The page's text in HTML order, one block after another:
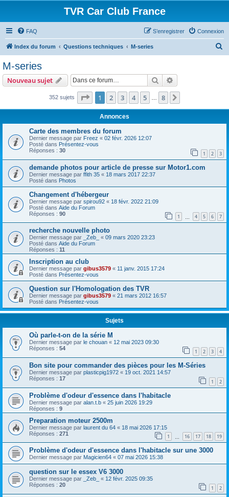
TVR Car Club France
FAQ Connexion
S’enregistrer
Index du forum Questions techniques M-series
r
M-series
Nouveau sujet Rechercher
352 sujets Page 1sur8
1 2 3 4 5 8
Annonces
Carte des membres du forum
Dernier message par Freez « 02 févr. 2026 12:07
Posté dans Présentez-vous
Réponses : 30 1 2 3
demande photos pour article de presse sur Motor1.com
Dernier message par ffith 35 « 18 mars 2017 22:37
Posté dans Photos
Changement d'hébergeur
Dernier message par spirou92 « 18 févr. 2022 21:09
Posté dans Aide du Forum
Réponses : 90 1 4 5 6 7
recherche nouvelle photo
Dernier message par _Zeb_ « 09 mars 2020 23:23
Posté dans Aide du Forum
Réponses : 11
Inscription au club
Dernier message par gibus3579 « 11 janv. 2015 17:24
Posté dans Présentez-vous
Question sur l'Homologation des TVR
Dernier message par gibus3579 « 21 mars 2012 16:57
Posté dans Présentez-vous
Sujets
Où parle-t-on de la série M
Dernier message par le chouan « 12 mai 2023 09:30
Réponses : 54 1 2 3 4
Bon site pour commander des pièces pour les M-Séries
Dernier message par plasticpig1972 « 19 oct. 2021 14:57
Réponses : 17 1 2
Problème d'odeur d'essence dans l'habitacle
Dernier message par alan.t.b « 25 juin 2026 19:29
Réponses : 9
Preparation moteur 2500m
Dernier message par laurent du 64 « 18 mai 2026 17:15
Réponses : 271 1 16 17 18 19
Problème d'odeur d'essence dans l'habitacle sur une 3000
Dernier message par Magicien64 « 07 mai 2026 15:38
question sur le essex V6 3000
Dernier message par _Zeb_ « 12 févr. 2025 09:35
Réponses : 20 1 2